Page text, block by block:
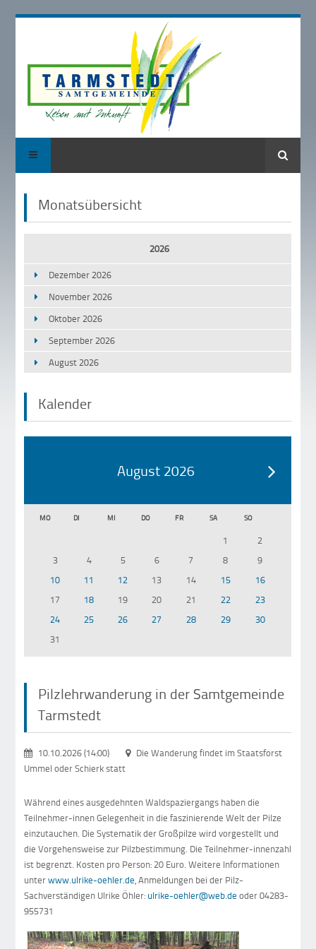
Suche
Monatsübersicht
2026
Dezember 2026
November 2026
Oktober 2026
September 2026
August 2026
Kalender
August 2026
MO DI MI DO FR SA SO
1
2
3
4 5 6 7 8
9
10
11 12 13 14 15
16
17
18 19 20 21 22
23
24
25 26 27 28 29
30
31
Pilzlehrwanderung in der Samtgemeinde
Tarmstedt
10.10.2026 (14:00)
Die Wanderung findet im Staatsforst
Ummel oder Schierk statt
Während eines ausgedehnten Waldspaziergangs haben die
Teilnehmer-innen Gelegenheit in die faszinierende Welt der Pilze
einzutauchen. Die Systematik der Großpilze wird vorgestellt und
die Vorgehensweise zur Pilzbestimmung. Die Teilnehmer-innenzahl
ist begrenzt. Kosten pro Person: 20 Euro. Weitere Informationen
unterwww.ulrike-oehler.de, Anmeldungen bei der Pilz-
Sachverständigen Ulrike Öhler: ulrike-oehler@web.de oder 04283-
955731